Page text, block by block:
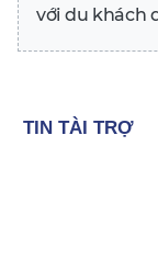
với du khách